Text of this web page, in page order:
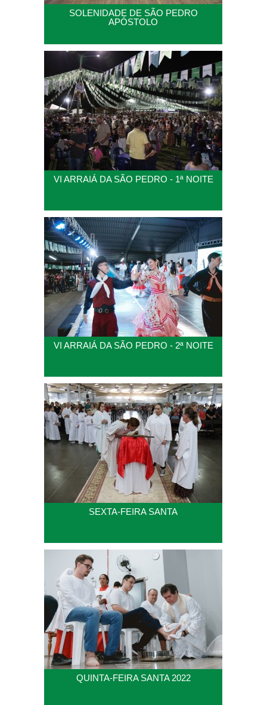
SOLENIDADE DE SÃO PEDRO
APÓSTOLO
VI ARRAIÁ DA SÃO PEDRO - 1ª NOITE
VI ARRAIÁ DA SÃO PEDRO - 2ª NOITE
SEXTA-FEIRA SANTA
QUINTA-FEIRA SANTA 2022